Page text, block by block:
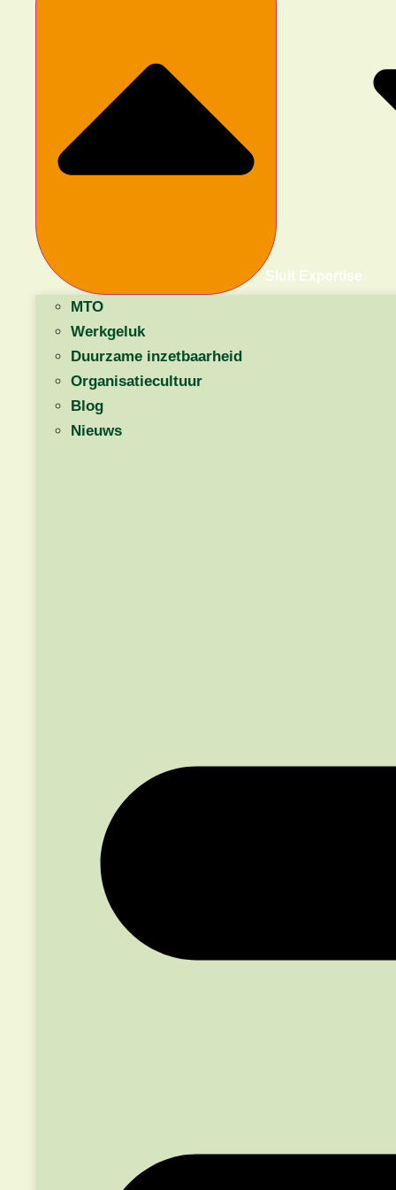
Sluit Expertise
MTO
Werkgeluk
Duurzame inzetbaarheid
Organisatiecultuur
Blog
Nieuws
verduurzaming. In deze context is het essentieel om niet
alleen de huurder centraal te stellen, maar ook de
medewerkers. Betrokken en veerkrachtige medewerkers
vormen de basis voor een toekomstbestendige
woningcorporatie.